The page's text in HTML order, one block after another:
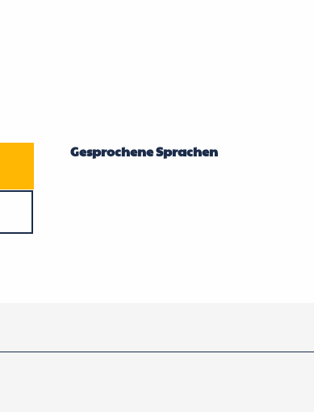
Gesprochene Sprachen
Gesprochene Sprachen